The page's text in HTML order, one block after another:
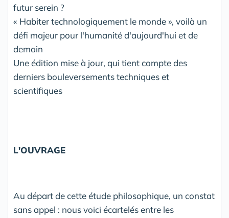
futur serein ?
« Habiter technologiquement le monde », voilà un
défi majeur pour l'humanité d'aujourd'hui et de
demain
Une édition mise à jour, qui tient compte des
derniers bouleversements techniques et
scientifiques
L'OUVRAGE
Au départ de cette étude philosophique, un constat
sans appel : nous voici écartelés entre les